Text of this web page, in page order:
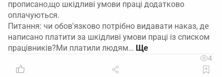
прописано,що шкідливі умови праці додатково
оплачуються.
Питання: чи обов'язково потрібно видавати наказ, де
написано платити за шкідливі умови праці із списком
працівників?Ми платили людям…
4